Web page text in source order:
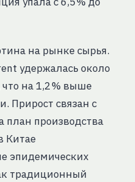
на рынке сырья.
удержалась около
на 1,2 % выше
Прирост связан с
план производства
Китае
эпидемических
традиционный